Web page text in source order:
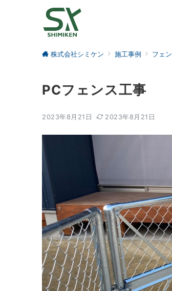
株式会社シミケン 施工事例 フェ
PCフェンス工事
2023年8月21日 2023年8月21日